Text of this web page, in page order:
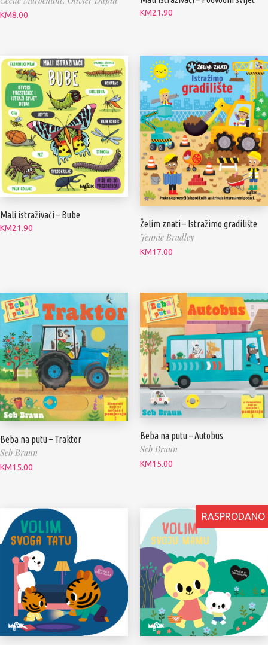
KM8.00 KM21.90
Mali istraživači – Bube
KM21.90 Želim znati – Istražimo gradilište
Jennie Bradley
KM17.00
Beba na putu – Traktor
Seb Braun
KM15.00
Beba na putu – Autobus
Seb Braun
KM15.00
RASPRODANO